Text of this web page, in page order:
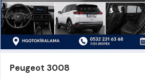
Peugeot 3008